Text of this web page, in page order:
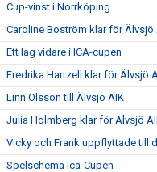
Cup-vinst i Norrköping
Caroline Boström klar för Älvsjö
Ett lag vidare i ICA-cupen
Fredrika Hartzell klar för Älvsjö
Linn Olsson till Älvsjö AIK
Julia Holmberg klar för Älvsjö
Vicky och Frank uppflyttade till
Spelschema Ica-Cupen